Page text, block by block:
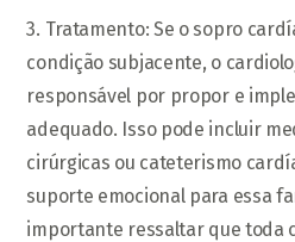
3. Tratamento: Se o sopro
condição subjacente, o
responsável por propor e
adequado. Isso pode incluir
cirúrgicas ou cateterismo
suporte emocional para essa
importante ressaltar que toda